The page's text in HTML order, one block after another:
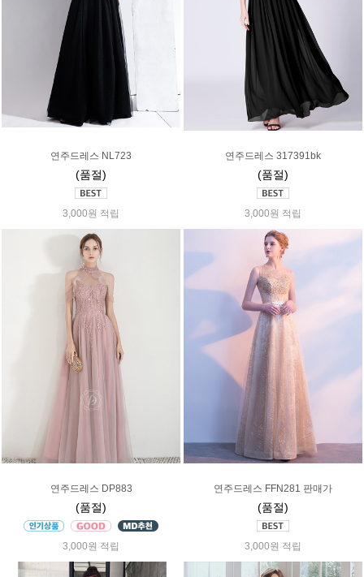
연주드레스 NL723
(품절)
3,000원 적립
연주드레스 317391bk
(품절)
3,000원 적립
연주드레스 DP883
(품절)
3,000원 적립
연주드레스 FFN281 판매가
(품절)
3,000원 적립